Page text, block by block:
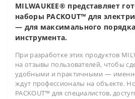
MILWAUKEE® представляет
наборы PACKOUT™ для
— для максимального
инструмента.
При разработке этих продуктов
на отзывы пользователей, чтобы
удобными и практичными —
ждут профессионалы на объекте.
PACKOUT™ для специалистов,